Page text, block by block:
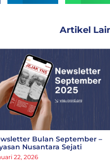
Artikel
Bulan September –
Nusantara Sejati
22, 2026